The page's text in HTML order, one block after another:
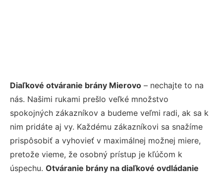
Diaľkové otváranie brány Mierovo – nechajte to na
nás. Našimi rukami prešlo veľké množstvo
spokojných zákazníkov a budeme veľmi radi, ak sa k
nim pridáte aj vy. Každému zákazníkovi sa snažíme
prispôsobiť a vyhovieť v maximálnej možnej miere,
pretože vieme, že osobný prístup je kľúčom k
úspechu. Otváranie brány na diaľkové ovdládanie